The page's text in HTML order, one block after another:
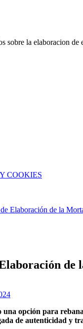
sobre la elaboracion de
COOKIES
Elaboración de la
una opción para
de autenticidad y